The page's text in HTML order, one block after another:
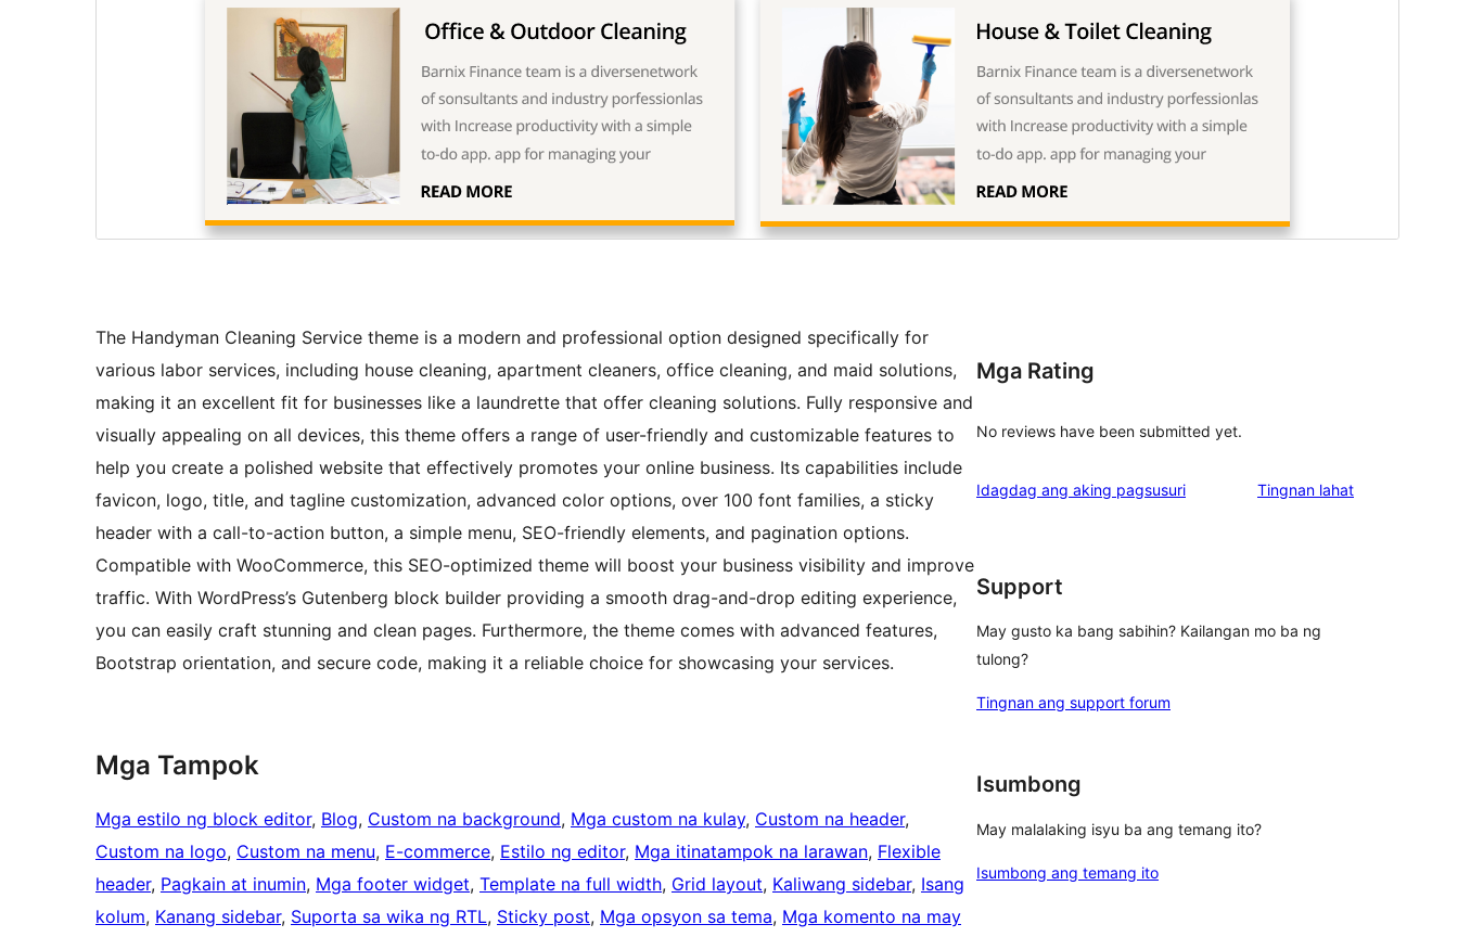
The Handyman Cleaning Service theme is a modern and professional option designed specifically for
various labor services, including house cleaning, apartment cleaners, office cleaning, and maid solutions,
making it an excellent fit for businesses like a laundrette that offer cleaning solutions. Fully responsive and
visually appealing on all devices, this theme offers a range of user-friendly and customizable features to
help you create a polished website that effectively promotes your online business. Its capabilities include
favicon, logo, title, and tagline customization, advanced color options, over 100 font families, a sticky
header with a call-to-action button, a simple menu, SEO-friendly elements, and pagination options.
Compatible with WooCommerce, this SEO-optimized theme will boost your business visibility and improve
traffic. With WordPress’s Gutenberg block builder providing a smooth drag-and-drop editing experience,
you can easily craft stunning and clean pages. Furthermore, the theme comes with advanced features,
Bootstrap orientation, and secure code, making it a reliable choice for showcasing your services.
Mga Tampok
Mga estilo ng block editor, Blog, Custom na background, Mga custom na kulay, Custom na header
Custom na logo, Custom na menu, E-commerce, Estilo ng editor, Mga itinatampok na larawan, Flexible
header, Pagkain at inumin, Mga footer widget, Template na full width, Grid layout, Kaliwang sidebar, Isang
kolum, Kanang sidebar, Suporta sa wika ng RTL, Sticky post, Mga opsyon sa tema, Mga komento na may
Mga Rating
No reviews have been submitted yet.
Idagdag ang aking pagsusuri Tingnan lahatng
Support
May gusto ka bang sabihin? Kailangan mo ba ng
tulong?
Tingnan ang support forum
Isumbong
May malalaking isyu ba ang temang ito?
Isumbong ang temang ito